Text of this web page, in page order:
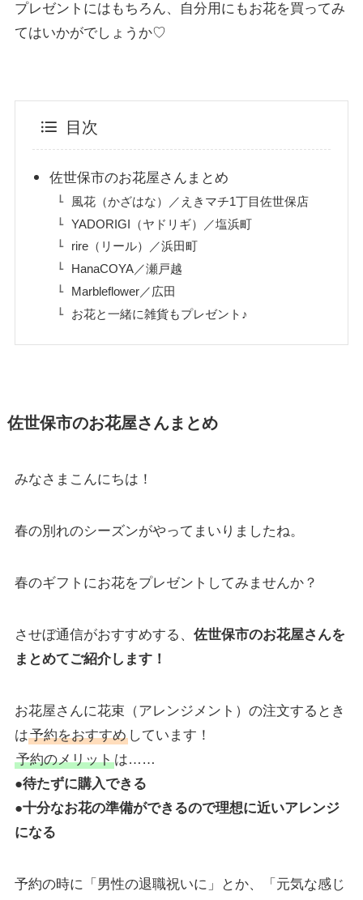
プレゼントにはもちろん、自分用にもお花を買ってみ
てはいかがでしょうか♡
目次
佐世保市のお花屋さんまとめ
風花（かざはな）／えきマチ1丁目佐世保店
YADORIGI（ヤドリギ）／塩浜町
rire（リール）／浜田町
HanaCOYA／瀬戸越
Marbleflower／広田
お花と一緒に雑貨もプレゼント♪
佐世保市のお花屋さんまとめ
みなさまこんにちは！
春の別れのシーズンがやってまいりましたね。
春のギフトにお花をプレゼントしてみませんか？
させぼ通信がおすすめする、 佐世保市のお花屋さんを
まとめてご紹介します！
お花屋さんに花束（アレンジメント）の注文するとき
は予約をおすすめしています！
予約のメリットは……
●待たずに購入できる
●十分なお花の準備ができるので理想に近いアレンジ
になる
予約の時に「男性の退職祝いに」とか、「元気な感じ